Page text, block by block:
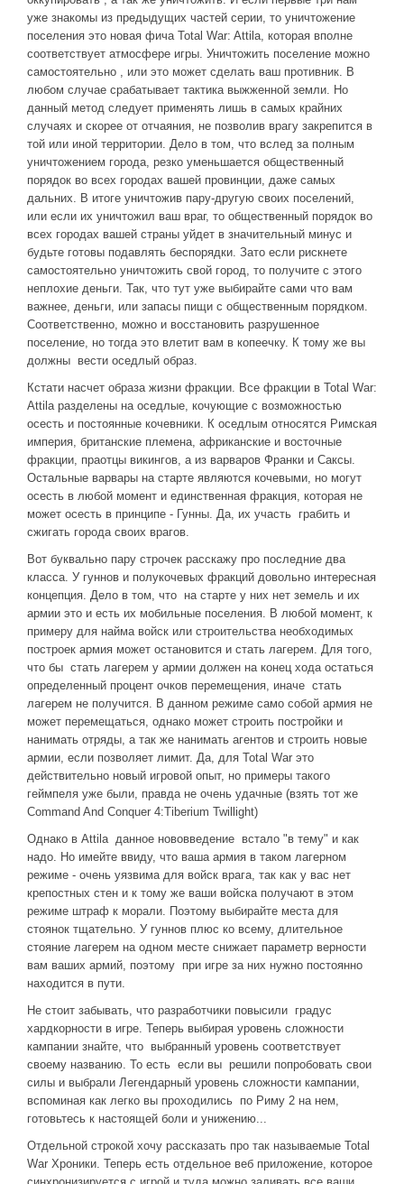
уже знакомы из предыдущих частей серии, то уничтожение
поселения это новая фича Total War: Attila, которая вполне
соответствует атмосфере игры. Уничтожить поселение можно
самостоятельно , или это может сделать ваш противник. В
любом случае срабатывает тактика выжженной земли. Но
данный метод следует применять лишь в самых крайних
случаях и скорее от отчаяния, не позволив врагу закрепится в
той или иной территории. Дело в том, что вслед за полным
уничтожением города, резко уменьшается общественный
порядок во всех городах вашей провинции, даже самых
дальних. В итоге уничтожив пару-другую своих поселений,
или если их уничтожил ваш враг, то общественный порядок во
всех городах вашей страны уйдет в значительный минус и
будьте готовы подавлять беспорядки. Зато если рискнете
самостоятельно уничтожить свой город, то получите с этого
неплохие деньги. Так, что тут уже выбирайте сами что вам
важнее, деньги, или запасы пищи с общественным порядком.
Соответственно, можно и восстановить разрушенное
поселение, но тогда это влетит вам в копеечку. К тому же вы
должны вести оседлый образ.
Кстати насчет образа жизни фракции. Все фракции в Total War:
Attila разделены на оседлые, кочующие с возможностью
осесть и постоянные кочевники. К оседлым относятся Римская
империя, британские племена, африканские и восточные
фракции, праотцы викингов, а из варваров Франки и Саксы.
Остальные варвары на старте являются кочевыми, но могут
осесть в любой момент и единственная фракция, которая не
может осесть в принципе - Гунны. Да, их участь грабить и
сжигать города своих врагов.
Вот буквально пару строчек расскажу про последние два
класса. У гуннов и полукочевых фракций довольно интересная
концепция. Дело в том, что на старте у них нет земель и их
армии это и есть их мобильные поселения. В любой момент, к
примеру для найма войск или строительства необходимых
построек армия может остановится и стать лагерем. Для того,
что бы стать лагерем у армии должен на конец хода остаться
определенный процент очков перемещения, иначе стать
лагерем не получится. В данном режиме само собой армия не
может перемещаться, однако может строить постройки и
нанимать отряды, а так же нанимать агентов и строить новые
армии, если позволяет лимит. Да, для Total War это
действительно новый игровой опыт, но примеры такого
геймпеля уже были, правда не очень удачные (взять тот же
Command And Conquer 4:Tiberium Twillight)
Однако в Attila данное нововведение встало "в тему" и как
надо. Но имейте ввиду, что ваша армия в таком лагерном
режиме - очень уязвима для войск врага, так как у вас нет
крепостных стен и к тому же ваши войска получают в этом
режиме штраф к морали. Поэтому выбирайте места для
стоянок тщательно. У гуннов плюс ко всему, длительное
стояние лагерем на одном месте снижает параметр верности
вам ваших армий, поэтому при игре за них нужно постоянно
находится в пути.
Не стоит забывать, что разработчики повысили градус
хардкорности в игре. Теперь выбирая уровень сложности
кампании знайте, что выбранный уровень соответствует
своему названию. То есть если вы решили попробовать свои
силы и выбрали Легендарный уровень сложности кампании,
вспоминая как легко вы проходились по Риму 2 на нем,
готовьтесь к настоящей боли и унижению...
Отдельной строкой хочу рассказать про так называемые Total
War Хроники. Теперь есть отдельное веб приложение, которое